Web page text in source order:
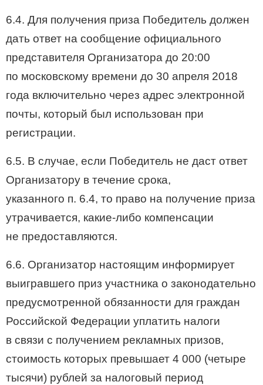
6.4. Для получения приза Победитель должен
дать ответ на сообщение официального
представителя Организатора до 20:00
по московскому времени до 30 апреля 2018
года включительно через адрес электронной
почты, который был использован при
регистрации.
6.5. В случае, если Победитель не даст ответ
Организатору в течение срока,
указанного п. 6.4, то право на получение приза
утрачивается, какие-либо компенсации
не предоставляются.
6.6. Организатор настоящим информирует
выигравшего приз участника о законодательно
предусмотренной обязанности для граждан
Российской Федерации уплатить налоги
в связи с получением рекламных призов,
стоимость которых превышает 4 000 (четыре
тысячи) рублей за налоговый период